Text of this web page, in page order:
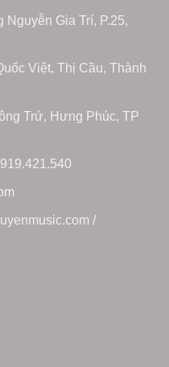
Gia Trí, P.25,
Việt, Thị Cầu, Thành
Trứ, Hưng Phúc, TP
/